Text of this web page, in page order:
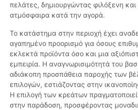
πελάτες, δημιουργώντας φιλόξενη και
ατμόσφαιρα κατά την αγορά.
Το κατάστημα στην περιοχή έχει
αγαπημένο προορισμό για όσους
εκλεκτά προϊόντα όσο και μια
εμπειρία. Η αναγνωρισιμότητά του
αδιάκοπη προσπάθεια παροχής των
επιλογών, εστιάζοντας στην
Η επιλογή των κρεάτων
στην παράδοση, προσφέροντας